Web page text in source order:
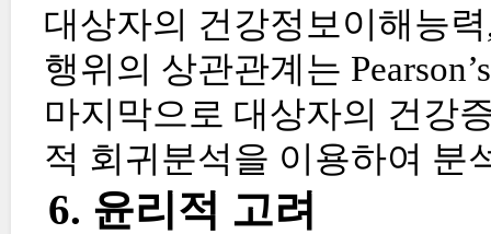
대상자의 건강정보이해능
행위의 상관관계는
마지막으로 대상자의 건강
적 회귀분석을 이용하여 분
6. 윤리적 고려